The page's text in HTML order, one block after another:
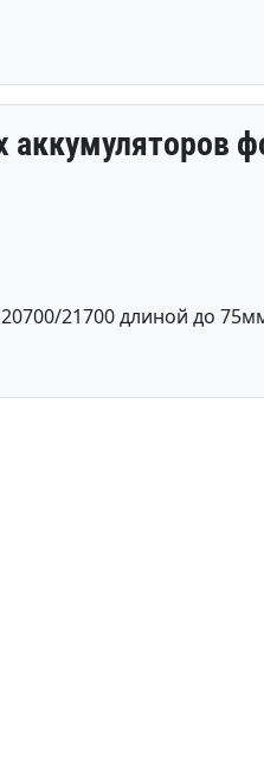
аккумуляторов
21700 длиной до